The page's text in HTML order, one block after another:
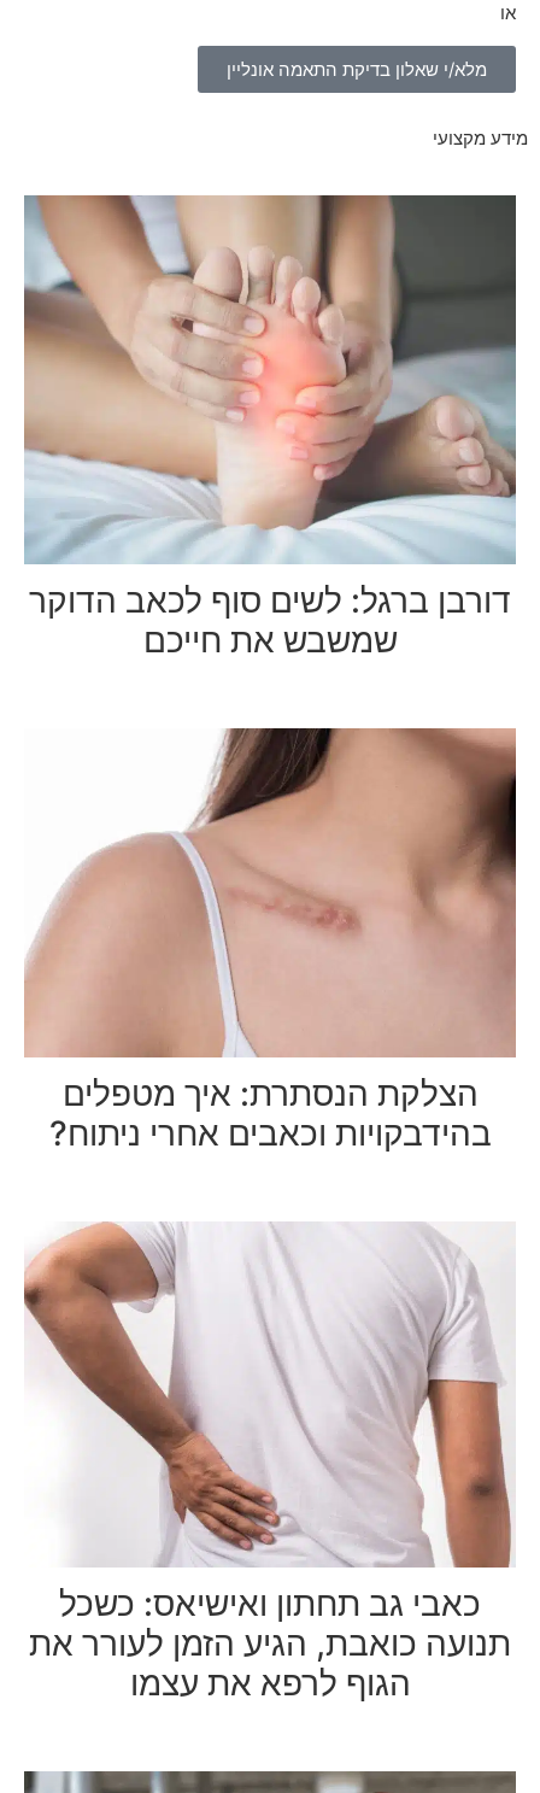
או
מלא/י שאלון בדיקת התאמה אונליין
מידע מקצועי
דורבן ברגל: לשים סוף לכאב הדוקר
שמשבש את חייכם
הצלקת הנסתרת: איך מטפלים
בהידבקויות וכאבים אחרי ניתוח?
כאבי גב תחתון ואישיאס: כשכל
תנועה כואבת, הגיע הזמן לעורר את
הגוף לרפא את עצמו